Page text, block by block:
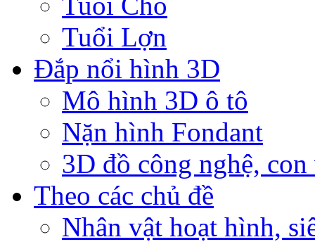
Tuổi Lợn
Đắp nổi hình 3D
Mô hình 3D ô tô
Nặn hình Fondant
3D đồ công nghệ,
Theo các chủ đề
Nhân vật hoạt hình,